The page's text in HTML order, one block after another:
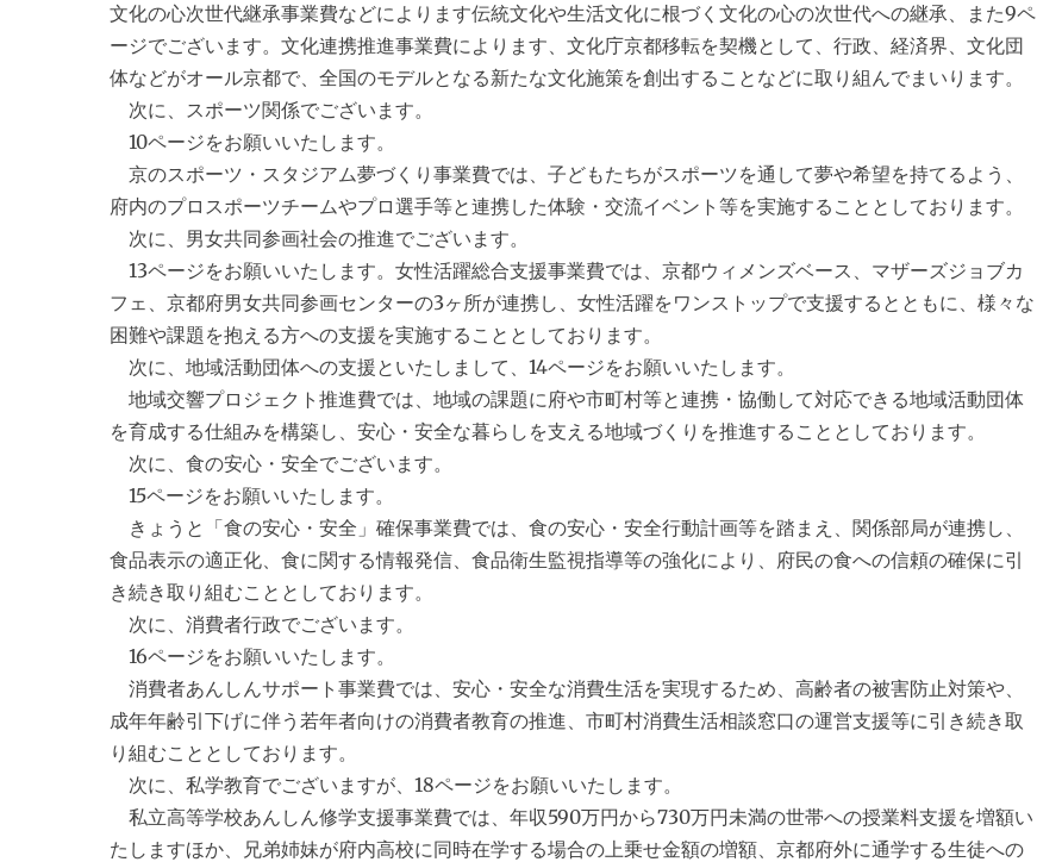
文化の心次世代継承事業費などによります伝統文化や生活文化に根づく文化の心の次世代への継承、また9ペ
ージでございます。文化連携推進事業費によります、文化庁京都移転を契機として、行政、経済界、文化団
体などがオール京都で、全国のモデルとなる新たな文化施策を創出することなどに取り組んでまいります。
次に、スポーツ関係でございます。
10ページをお願いいたします。
京のスポーツ・スタジアム夢づくり事業費では、子どもたちがスポーツを通して夢や希望を持てるよう、
府内のプロスポーツチームやプロ選手等と連携した体験・交流イベント等を実施することとしております。
次に、男女共同参画社会の推進でございます。
13ページをお願いいたします。女性活躍総合支援事業費では、京都ウィメンズベース、マザーズジョブカ
フェ、京都府男女共同参画センターの3ヶ所が連携し、女性活躍をワンストップで支援するとともに、様々な
困難や課題を抱える方への支援を実施することとしております。
次に、地域活動団体への支援といたしまして、14ページをお願いいたします。
地域交響プロジェクト推進費では、地域の課題に府や市町村等と連携・協働して対応できる地域活動団体
を育成する仕組みを構築し、安心・安全な暮らしを支える地域づくりを推進することとしております。
次に、食の安心・安全でございます。
15ページをお願いいたします。
きょうと「食の安心・安全」確保事業費では、食の安心・安全行動計画等を踏まえ、関係部局が連携し、
食品表示の適正化、食に関する情報発信、食品衛生監視指導等の強化により、府民の食への信頼の確保に引
き続き取り組むこととしております。
次に、消費者行政でございます。
16ページをお願いいたします。
消費者あんしんサポート事業費では、安心・安全な消費生活を実現するため、高齢者の被害防止対策や、
成年年齢引下げに伴う若年者向けの消費者教育の推進、市町村消費生活相談窓口の運営支援等に引き続き取
り組むこととしております。
次に、私学教育でございますが、18ページをお願いいたします。
私立高等学校あんしん修学支援事業費では、年収590万円から730万円未満の世帯への授業料支援を増額い
たしますほか、兄弟姉妹が府内高校に同時在学する場合の上乗せ金額の増額、京都府外に通学する生徒への